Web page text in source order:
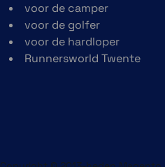
voor de camper
voor de golfer
voor de hardloper
Runnersworld Twente